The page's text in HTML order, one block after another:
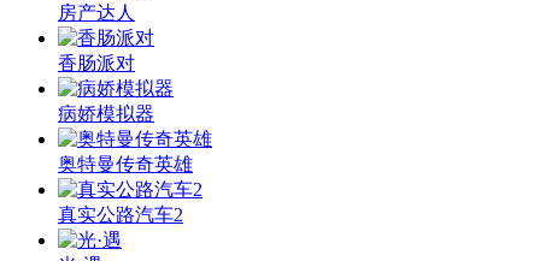
房产达人
香肠派对
病娇模拟器
奥特曼传奇英雄
真实公路汽车2